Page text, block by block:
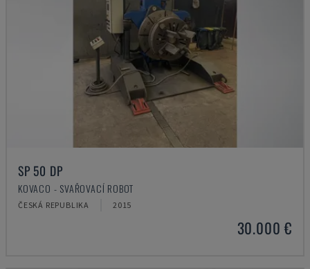
SP 50 DP
KOVACO - SVAŘOVACÍ ROBOT
ČESKÁ REPUBLIKA 2015
30.000 €